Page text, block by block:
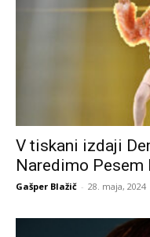
V tiskani izdaji
Naredimo
Gašper Blažič - 28. maja, 2024